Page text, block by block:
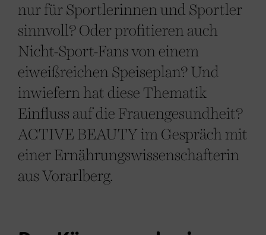
nur für Sportlerinnen und Sportler
sinnvoll? Oder profitieren auch
Nicht-Sport-Fans von einem
eiweißreichen Speiseplan? Und
inwiefern hat diese Thematik
Einfluss auf die Frauengesundheit?
ACTIVE BEAUTY im Gespräch mit
einer Ernährungswissenschafterin
aus Vorarlberg.